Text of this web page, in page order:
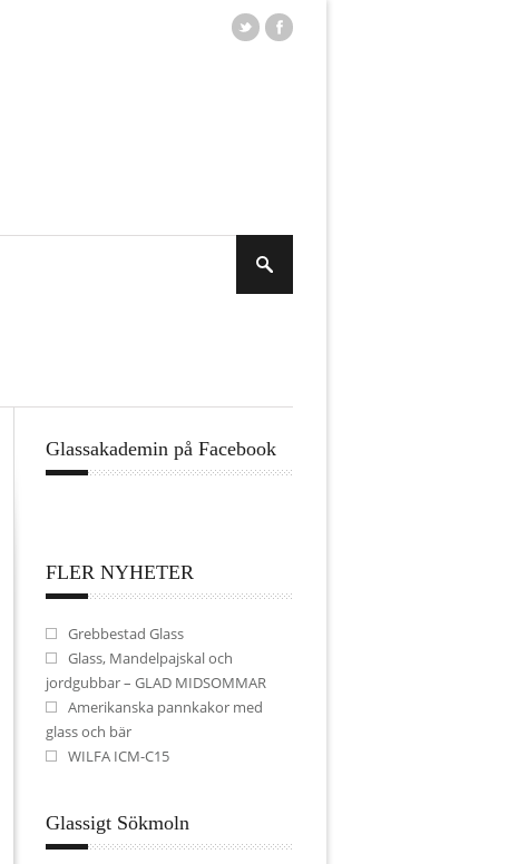
Glassakademin på Facebook
FLER NYHETER
Grebbestad Glass
Glass, Mandelpajskal och
jordgubbar – GLAD MIDSOMMAR
Amerikanska pannkakor med
glass och bär
WILFA ICM-C15
Glassigt Sökmoln